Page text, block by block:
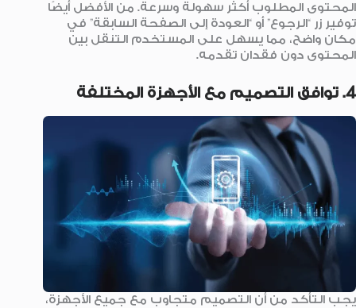
المحتوى المطلوب أكثر سهولة وسرعة. من الأفضل أيضًا
توفير زر “الرجوع” أو “العودة إلى الصفحة السابقة” في
مكان واضح، مما يسهل على المستخدم التنقل بين
المحتوى دون فقدان تقدمه.
4. توافق التصميم مع الأجهزة المختلفة
يجب التأكد من أن التصميم متجاوب مع جميع الأجهزة،